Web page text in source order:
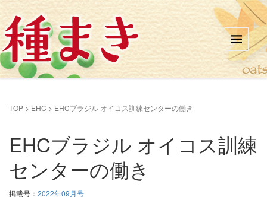
TOP > EHC > EHCブラジル オイコス訓練センターの働き
EHCブラジル オイコス訓練
センターの働き
掲載号： 2022年09月号